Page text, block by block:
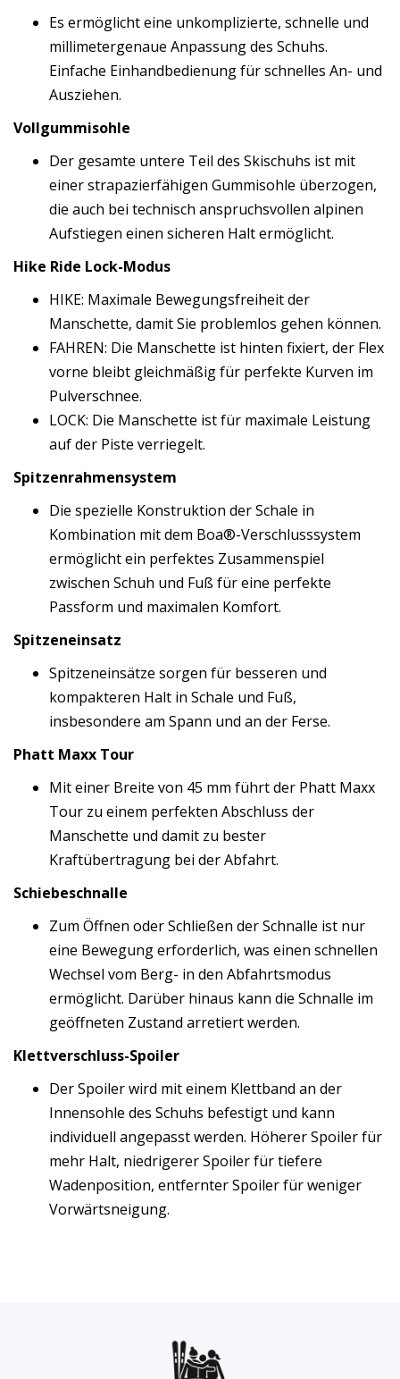
Es ermöglicht eine unkomplizierte, schnelle und
millimetergenaue Anpassung des Schuhs.
Einfache Einhandbedienung für schnelles An- und
Ausziehen.
Vollgummisohle
Der gesamte untere Teil des Skischuhs ist mit
einer strapazierfähigen Gummisohle überzogen,
die auch bei technisch anspruchsvollen alpinen
Aufstiegen einen sicheren Halt ermöglicht.
Hike Ride Lock-Modus
HIKE: Maximale Bewegungsfreiheit der
Manschette, damit Sie problemlos gehen können.
FAHREN: Die Manschette ist hinten fixiert, der Flex
vorne bleibt gleichmäßig für perfekte Kurven im
Pulverschnee.
LOCK: Die Manschette ist für maximale Leistung
auf der Piste verriegelt.
Spitzenrahmensystem
Die spezielle Konstruktion der Schale in
Kombination mit dem Boa®-Verschlusssystem
ermöglicht ein perfektes Zusammenspiel
zwischen Schuh und Fuß für eine perfekte
Passform und maximalen Komfort.
Spitzeneinsatz
Spitzeneinsätze sorgen für besseren und
kompakteren Halt in Schale und Fuß,
insbesondere am Spann und an der Ferse.
Phatt Maxx Tour
Mit einer Breite von 45 mm führt der Phatt Maxx
Tour zu einem perfekten Abschluss der
Manschette und damit zu bester
Kraftübertragung bei der Abfahrt.
Schiebeschnalle
Zum Öffnen oder Schließen der Schnalle ist nur
eine Bewegung erforderlich, was einen schnellen
Wechsel vom Berg- in den Abfahrtsmodus
ermöglicht. Darüber hinaus kann die Schnalle im
geöffneten Zustand arretiert werden.
Klettverschluss-Spoiler
Der Spoiler wird mit einem Klettband an der
Innensohle des Schuhs befestigt und kann
individuell angepasst werden. Höherer Spoiler für
mehr Halt, niedrigerer Spoiler für tiefere
Wadenposition, entfernter Spoiler für weniger
Vorwärtsneigung.